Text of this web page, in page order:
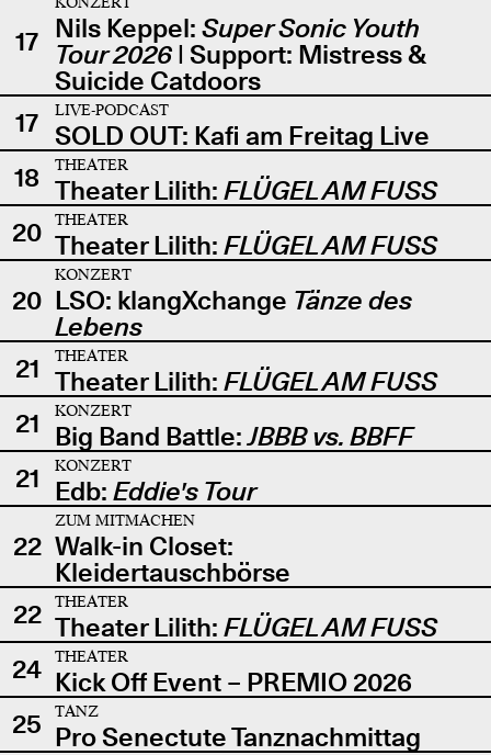
17 Nils Keppel: Super Sonic Youth
Tour 2026| Support: Mistress &
Suicide Catdoors
17
LIVE-PODCAST
SOLD OUT: Kafi am Freitag Live
18
THEATER
Theater Lilith: FLÜGEL AM FUSS
20
THEATER
Theater Lilith: FLÜGEL AM FUSS
20
KONZERT
LSO: klangXchange Tänze des
Lebens
21
THEATER
Theater Lilith: FLÜGEL AM FUSS
21
KONZERT
Big Band Battle:JBBB vs. BBFF
21
KONZERT
Edb: Eddie's Tour
22
ZUM MITMACHEN
Walk-in Closet:
Kleidertauschbörse
22
THEATER
Theater Lilith: FLÜGEL AM FUSS
24
THEATER
Kick Off Event – PREMIO 2026
25
TANZ
Pro Senectute Tanznachmittag